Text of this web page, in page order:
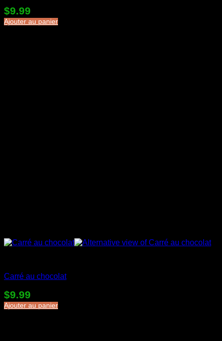
$9.99
Ajouter au panier
Carré au chocolat
$9.99
Ajouter au panier